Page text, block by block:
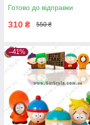
Готово до відправки
310 ₴ 550 ₴
–41%